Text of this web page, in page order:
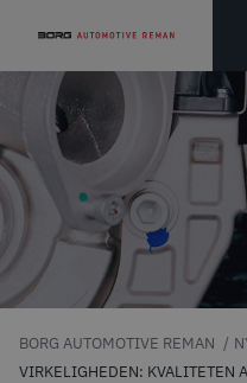
BORG AUTOMOTIVE REMAN
VIRKELIGHEDEN: KVALITETEN